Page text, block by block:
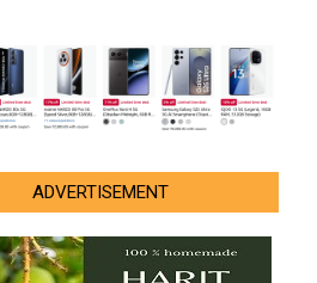
ADVERTISEMENT